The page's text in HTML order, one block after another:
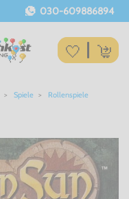
030-609886894
Spiele Rollenspiele